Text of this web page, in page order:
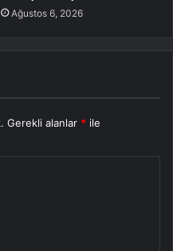
Ağustos 6, 2026
Gerekli alanlar * ile